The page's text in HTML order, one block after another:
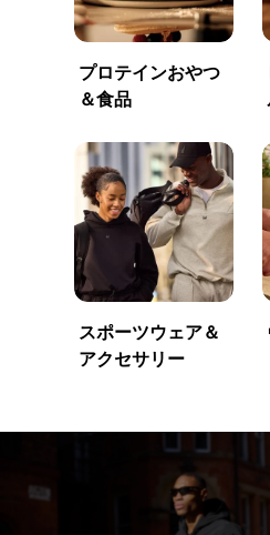
プロテインおやつ
＆食品
スポーツウェア＆
アクセサリー